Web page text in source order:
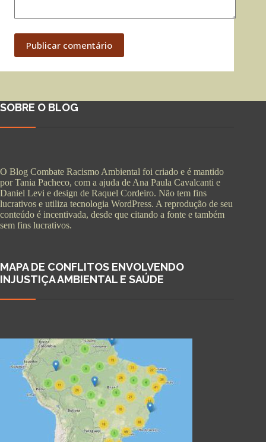
Publicar comentário
SOBRE O BLOG
O Blog Combate Racismo Ambiental foi criado e é mantido
por Tania Pacheco, com a ajuda de Ana Paula Cavalcanti e
Daniel Levi e design de Raquel Cordeiro. Não tem fins
lucrativos e utiliza tecnologia WordPress. A reprodução de seu
conteúdo é incentivada, desde que citando a fonte e também
sem fins lucrativos.
MAPA DE CONFLITOS ENVOLVENDO
INJUSTIÇA AMBIENTAL E SAÚDE